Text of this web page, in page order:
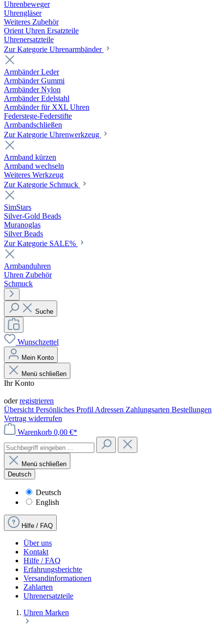
Uhrenbeweger
Uhrengläser
Weiteres Zubehör
Orient Uhren Ersatzteile
Uhrenersatzteile
Zur Kategorie Uhrenarmbänder
Armbänder Leder
Armbänder Gummi
Armbänder Nylon
Armbänder Edelstahl
Armbänder für XXL Uhren
Federstege-Federstifte
Armbandschließen
Zur Kategorie Uhrenwerkzeug
Armband kürzen
Armband wechseln
Weiteres Werkzeug
Zur Kategorie Schmuck
SimStars
Silver-Gold Beads
Muranoglas
Silver Beads
Zur Kategorie SALE%
Armbanduhren
Uhren Zubehör
Schmuck
Suche
Wunschzettel
Mein Konto
Menü schließen
Ihr Konto
oderregistrieren
Übersicht Persönliches Profil Adressen Zahlungsarten Bestellungen
Vertrag widerrufen
Warenkorb 0,00 €*
Menü schließen
Deutsch
Deutsch
English
Hilfe / FAQ
Über uns
Kontakt
Hilfe / FAQ
Erfahrungsberichte
Versandinformationen
Zahlarten
Uhrenersatzteile
Uhren Marken